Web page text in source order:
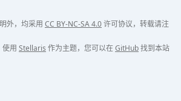
外，均采用 CC BY-NC-SA 4.0许可协议，转载请注
使用 Stellaris 作为主题，您可以在GitHub找到本站